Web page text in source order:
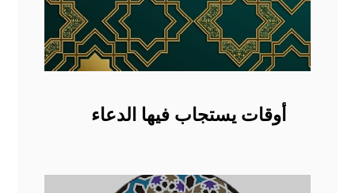
أوقات يستجاب فيها الدعاء